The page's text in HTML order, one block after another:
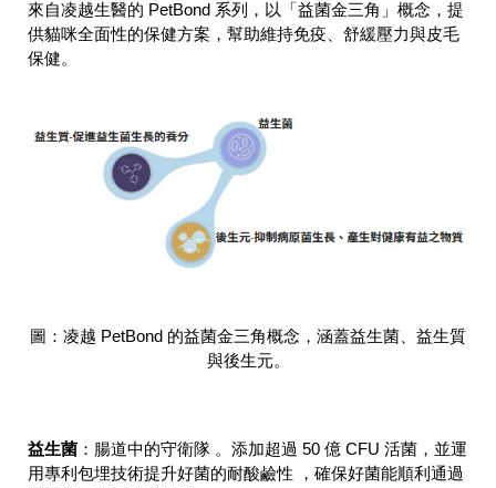
來自凌越生醫的 PetBond 系列，以「益菌金三角」概念，提
供貓咪全面性的保健方案，幫助維持免疫、舒緩壓力與皮毛
保健。
圖：凌越 PetBond 的益菌金三角概念，涵蓋益生菌、益生質
與後生元。
益生菌 ： 腸道中的守衛隊 。添加超過 50 億 CFU 活菌，並運
用專利包埋技術提升好菌的耐酸鹼性 ，確保好菌能順利通過